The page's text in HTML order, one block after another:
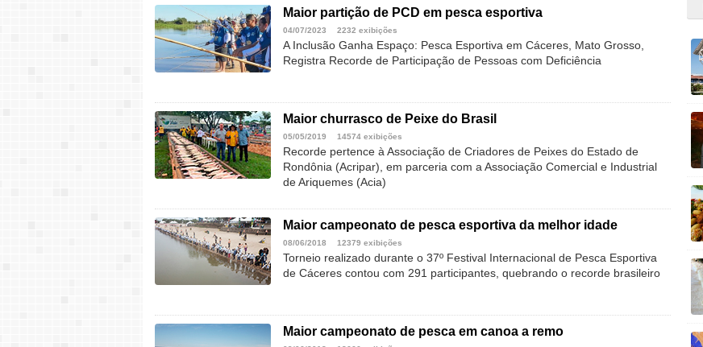
Maior partição de PCD em pesca esportiva
04/07/2023 2232 exibições
A Inclusão Ganha Espaço: Pesca Esportiva em Cáceres, Mato Grosso,
Registra Recorde de Participação de Pessoas com Deficiência
Maior churrasco de Peixe do Brasil
05/05/2019 14574 exibições
Recorde pertence à Associação de Criadores de Peixes do Estado de
Rondônia (Acripar), em parceria com a Associação Comercial e Industrial
de Ariquemes (Acia)
Maior campeonato de pesca esportiva da melhor idade
08/06/2018 12379 exibições
Torneio realizado durante o 37º Festival Internacional de Pesca Esportiva
de Cáceres contou com 291 participantes, quebrando o recorde brasileiro
Maior campeonato de pesca em canoa a remo